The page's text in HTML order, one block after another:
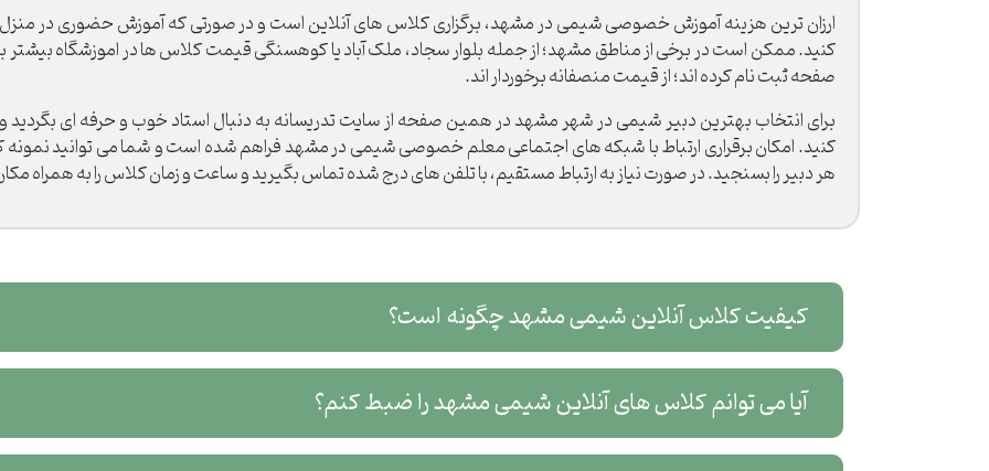
ارزان ترین هزینه آموزش خصوصی شیمی در مشهد، برگزاری کلاس های آنلاین است و در صورتی که آموزش حضوری در منزل
کنید. ممکن است در برخی از مناطق مشهد؛ از جمله بلوار سجاد، ملک آباد یا کوهسنگی قیمت کلاس ها در اموزشگاه
صفحه ثبت نام کرده اند؛ از قیمت منصفانه برخوردار اند.
برای انتخاب بهترین دبیر شیمی در شهر مشهد در همین صفحه از سایت تدریسانه به دنبال استاد خوب و حرفه ای بگردید و
کنید. امکان برقراری ارتباط با شبکه های اجتماعی معلم خصوصی شیمی در مشهد فراهم شده است و شما می توانید
هر دبیر را بسنجید. در صورت نیاز به ارتباط مستقیم، با تلفن های درج شده تماس بگیرید و ساعت و زمان کلاس را به
کیفیت کلاس آنلاین شیمی مشهد چگونه است؟
آیا می توانم کلاس های آنلاین شیمی مشهد را ضبط کنم؟